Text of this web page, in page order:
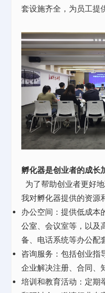
套设施齐全，为员工提
孵化器是创业者的成长
为了帮助创业者更好
我对孵化器提供的资源
办公空间：提供低成本
公室、会议室等，以及
备、电话系统等办公配
咨询服务：包括创业指
企业解决注册、合同、
培训和教育活动：定期